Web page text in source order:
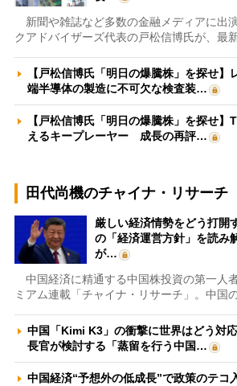
新聞や雑誌など多数の金融メディアに出
クアドバイザーズ代表の戸松信博氏が、最
【戸松信博氏「明日の爆騰株」を探せ】
端半導体の製造に不可欠な検査装…
【戸松信博氏「明日の爆騰株」を探せ
えるキープレーヤー 成長の再評…
田代尚機のチャイナ・リサーチ
厳しい経済情勢をどう打開
の「経済運営方針」を読
が…
中国経済に精通する中国株投資の第一人
ミアム連載「チャイナ・リサーチ」。中国
中国「Kimi K3」の衝撃に世界はどう対
長官が検討する「蒸留を行う中国…
中国経済“予想外の低成長”で政策のテ